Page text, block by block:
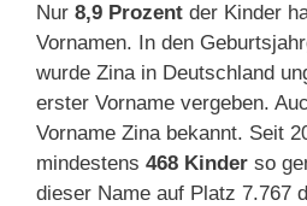
Nur 8,9 Prozent der Kinder
Vornamen. In den
wurde Zina in Deutschland
erster Vorname vergeben.
Vorname Zina bekannt. Seit
mindestens 468 Kinder so
dieser Name auf Platz 7.767